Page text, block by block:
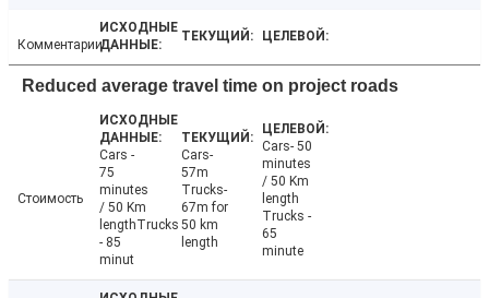
Комментарии
Reduced average travel time on project roads
Стоимость
Cars -
75
minutes
/ 50 Km
lengthTrucks
- 85
minut
Cars-
57m
Trucks-
67m for
50 km
length
Cars- 50
minutes
/ 50 Km
length
Trucks -
65
minute